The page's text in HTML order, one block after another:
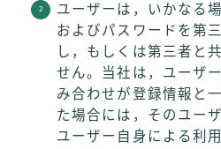
ユーザーは，いかなる
およびパスワードを第
し，もしくは第三者と
せん。当社は，ユーザ
み合わせが登録情報と
た場合には，そのユー
ユーザー自身による利